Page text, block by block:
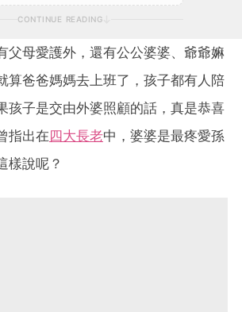
CONTINUE READING
父母愛護外，還有公公婆婆、爺爺嫲
算爸爸媽媽去上班了，孩子都有人陪
孩子是交由外婆照顧的話，真是恭喜
指出在四大長老中，婆婆是最疼愛孫
樣說呢？